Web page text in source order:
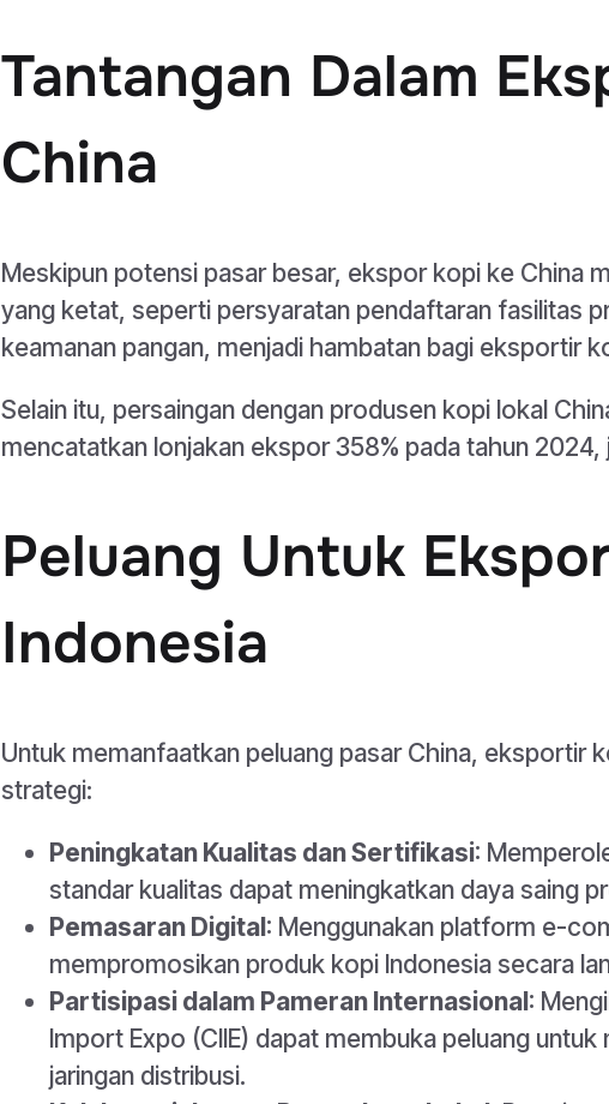
Tantangan Dalam
China
Meskipun potensi pasar besar, ekspor kopi ke China
yang ketat, seperti persyaratan pendaftaran fasilitas
keamanan pangan, menjadi hambatan bagi eksportir
Selain itu, persaingan dengan produsen kopi lokal
mencatatkan lonjakan ekspor 358% pada tahun 2024,
Peluang Untuk
Indonesia
Untuk memanfaatkan peluang pasar China, eksportir
strategi:
Peningkatan Kualitas dan Sertifikasi:
standar kualitas dapat meningkatkan daya saing
Pemasaran Digital: Menggunakan platform e-
mempromosikan produk kopi Indonesia secara
Partisipasi dalam Pameran Internasional:
Import Expo (CIIE) dapat membuka peluang
jaringan distribusi.